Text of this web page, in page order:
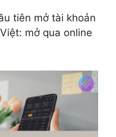
tiên mở tài khoản
mở qua online